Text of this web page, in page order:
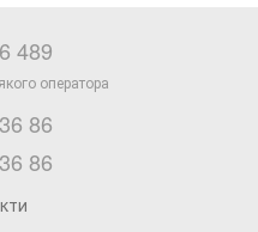
489
86
86